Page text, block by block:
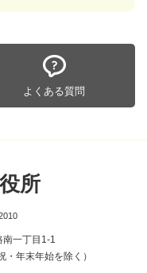
よくある質問
所
一丁目1-1
年末年始を除く）